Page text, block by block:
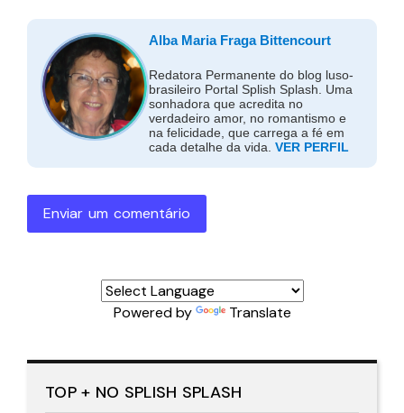
Alba Maria Fraga Bittencourt
Redatora Permanente do blog luso-
brasileiro Portal Splish Splash. Uma
sonhadora que acredita no
verdadeiro amor, no romantismo e
na felicidade, que carrega a fé em
cada detalhe da vida. VER PERFIL
Enviar um comentário
Powered by Translate
TOP + NO SPLISH SPLASH